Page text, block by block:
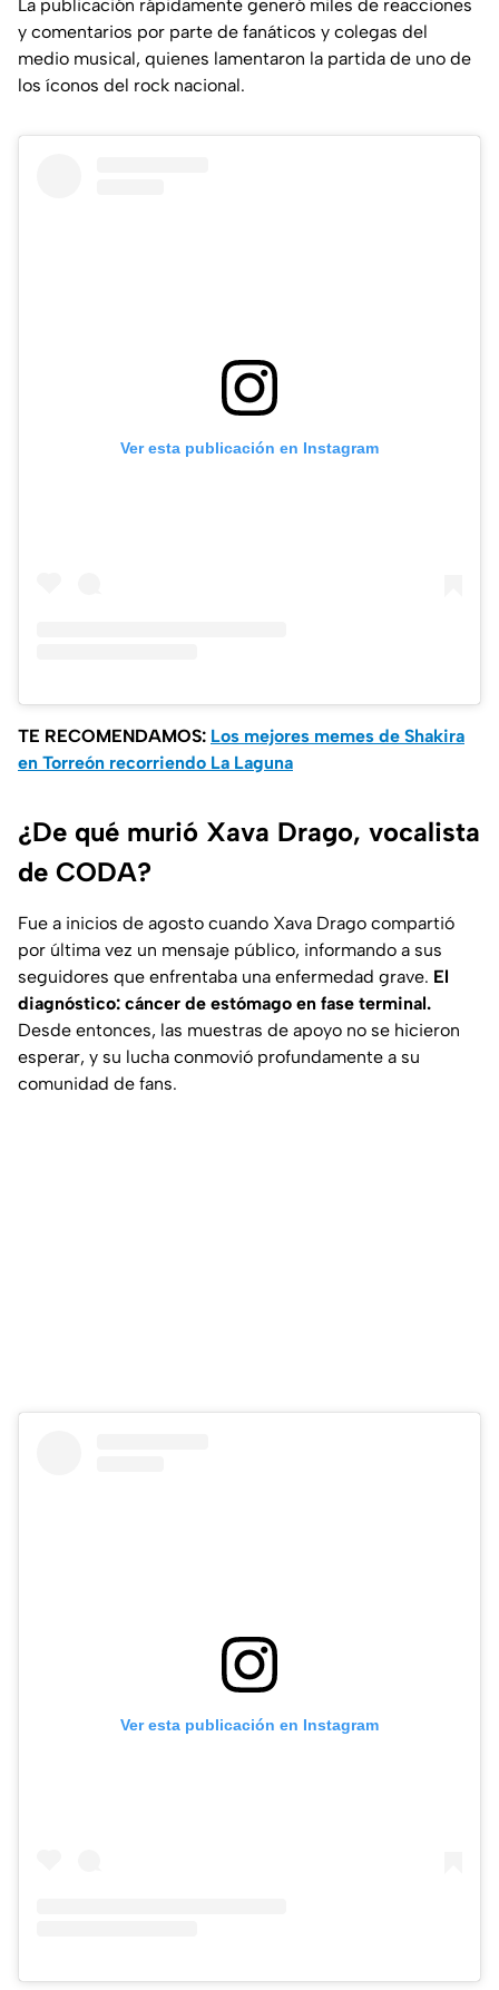
La publicación rápidamente generó miles de reacciones
y comentarios por parte de fanáticos y colegas del
medio musical, quienes lamentaron la partida de uno de
los íconos del rock nacional.
Ver esta publicación en Instagram
TE RECOMENDAMOS: Los mejores memes de Shakira
en Torreón recorriendo La Laguna
¿De qué murió Xava Drago, vocalista
de CODA?
Fue a inicios de agosto cuando Xava Drago compartió
por última vez un mensaje público, informando a sus
seguidores que enfrentaba una enfermedad grave. El
diagnóstico: cáncer de estómago en fase terminal.
Desde entonces, las muestras de apoyo no se hicieron
esperar, y su lucha conmovió profundamente a su
comunidad de fans.
Ver esta publicación en Instagram